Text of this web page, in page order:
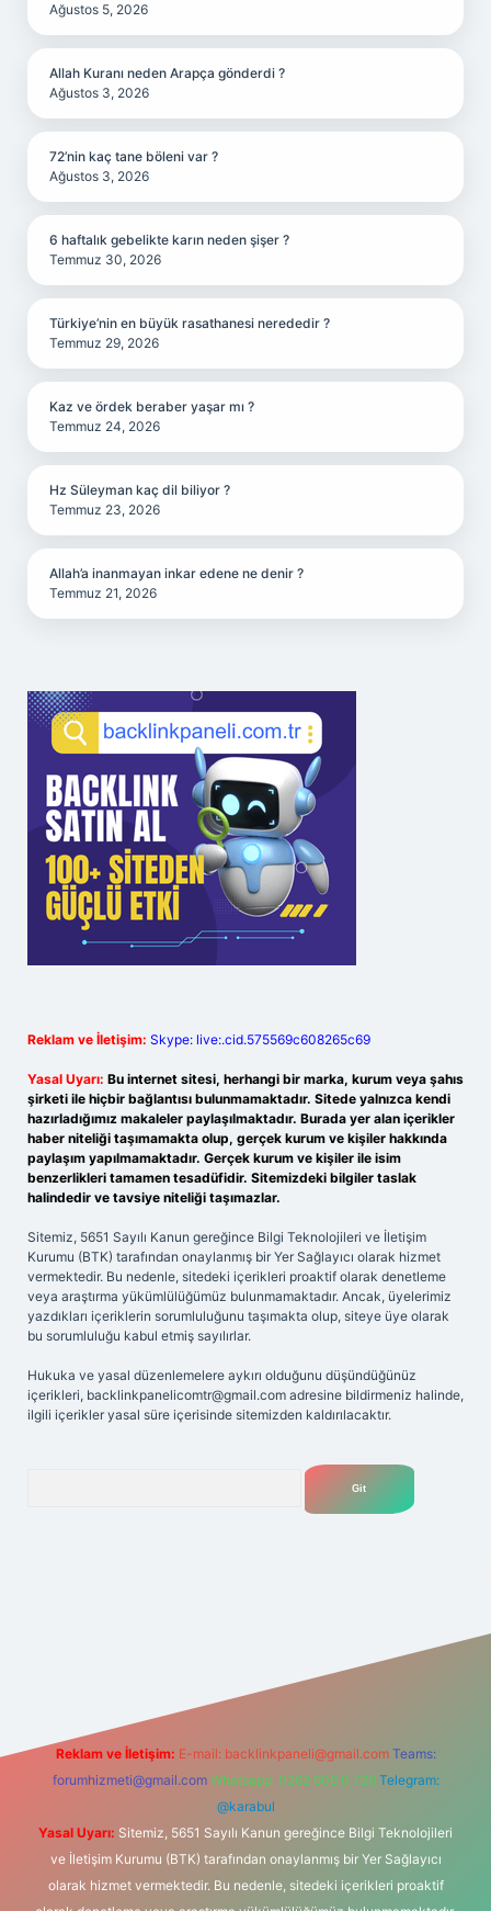
Ağustos 5, 2026
Allah Kuranı neden Arapça gönderdi ?
Ağustos 3, 2026
72’nin kaç tane böleni var ?
Ağustos 3, 2026
6 haftalık gebelikte karın neden şişer ?
Temmuz 30, 2026
Türkiye’nin en büyük rasathanesi nerededir ?
Temmuz 29, 2026
Kaz ve ördek beraber yaşar mı ?
Temmuz 24, 2026
Hz Süleyman kaç dil biliyor ?
Temmuz 23, 2026
Allah’a inanmayan inkar edene ne denir ?
Temmuz 21, 2026
Reklam ve İletişim: Skype: live:.cid.575569c608265c69
Yasal Uyarı: Bu internet sitesi, herhangi bir marka, kurum veya şahıs
şirketi ile hiçbir bağlantısı bulunmamaktadır. Sitede yalnızca kendi
hazırladığımız makaleler paylaşılmaktadır. Burada yer alan içerikler
haber niteliği taşımamakta olup, gerçek kurum ve kişiler hakkında
paylaşım yapılmamaktadır. Gerçek kurum ve kişiler ile isim
benzerlikleri tamamen tesadüfidir. Sitemizdeki bilgiler taslak
halindedir ve tavsiye niteliği taşımazlar.
Sitemiz, 5651 Sayılı Kanun gereğince Bilgi Teknolojileri ve İletişim
Kurumu (BTK) tarafından onaylanmış bir Yer Sağlayıcı olarak hizmet
vermektedir. Bu nedenle, sitedeki içerikleri proaktif olarak denetleme
veya araştırma yükümlülüğümüz bulunmamaktadır. Ancak, üyelerimiz
yazdıkları içeriklerin sorumluluğunu taşımakta olup, siteye üye olarak
bu sorumluluğu kabul etmiş sayılırlar.
Hukuka ve yasal düzenlemelere aykırı olduğunu düşündüğünüz
içerikleri, backlinkpanelicomtr@gmail.com adresine bildirmeniz halinde,
ilgili içerikler yasal süre içerisinde sitemizden kaldırılacaktır.
Reklam ve İletişim: E-mail: backlinkpaneli@gmail.com Teams:
forumhizmeti@gmail.com Whatsapp: 0262 606 0 726 Telegram:
@karabul
Yasal Uyarı: Sitemiz, 5651 Sayılı Kanun gereğince Bilgi Teknolojileri
ve İletişim Kurumu (BTK) tarafından onaylanmış bir Yer Sağlayıcı
olarak hizmet vermektedir. Bu nedenle, sitedeki içerikleri proaktif